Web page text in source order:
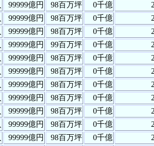
99999億円 98百万坪 0千億
99999億円 98百万坪 0千億
99999億円 98百万坪 0千億
99999億円 99百万坪 0千億
99999億円 98百万坪 0千億
99999億円 98百万坪 0千億
99999億円 98百万坪 0千億
99999億円 98百万坪 0千億
99999億円 98百万坪 0千億
99999億円 98百万坪 0千億
99999億円 98百万坪 0千億